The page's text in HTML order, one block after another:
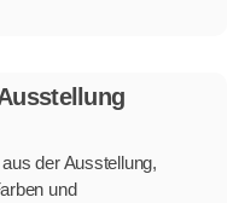
der Ausstellung,
und